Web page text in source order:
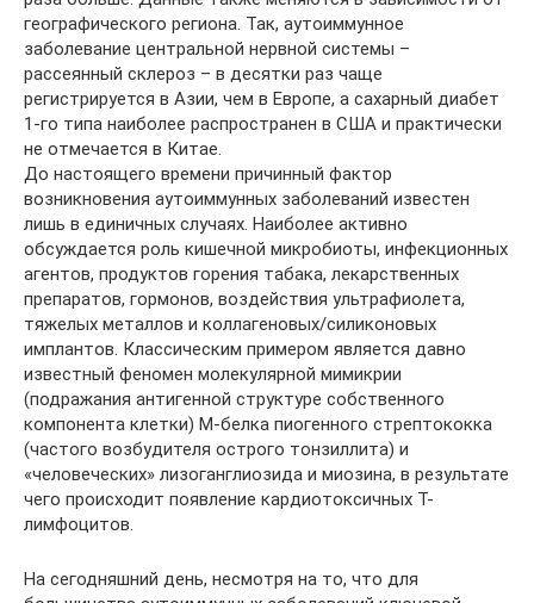
географического региона. Так, аутоиммунное
заболевание центральной нервной системы –
рассеянный склероз – в десятки раз чаще
регистрируется в Азии, чем в Европе, а сахарный диабет
1-го типа наиболее распространен в США и практически
не отмечается в Китае.
До настоящего времени причинный фактор
возникновения аутоиммунных заболеваний известен
лишь в единичных случаях. Наиболее активно
обсуждается роль кишечной микробиоты, инфекционных
агентов, продуктов горения табака, лекарственных
препаратов, гормонов, воздействия ультрафиолета,
тяжелых металлов и коллагеновых/силиконовых
имплантов. Классическим примером является давно
известный феномен молекулярной мимикрии
(подражания антигенной структуре собственного
компонента клетки) М-белка пиогенного стрептококка
(частого возбудителя острого тонзиллита) и
«человеческих» лизоганглиозида и миозина, в результате
чего происходит появление кардиотоксичных Т-
лимфоцитов.
На сегодняшний день, несмотря на то, что для